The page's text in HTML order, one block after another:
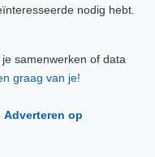
nodig hebt.
samenwerken of data
graag van je!
Adverteren op